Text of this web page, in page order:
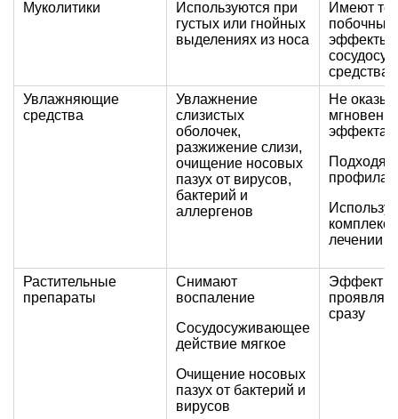
Муколитики
Используются при
густых или гнойных
выделениях из носа
Имеют те
побочные
эффекты,
средства
Увлажняющие
средства
Увлажнение
слизистых
оболочек,
разжижение слизи,
очищение носовых
пазух от вирусов,
бактерий и
аллергенов
Не
эффекта
Подходят
лечении
Растительные
препараты
Снимают
воспаление
Сосудосуживающее
действие мягкое
Очищение носовых
пазух от бактерий и
вирусов
Эффект
сразу